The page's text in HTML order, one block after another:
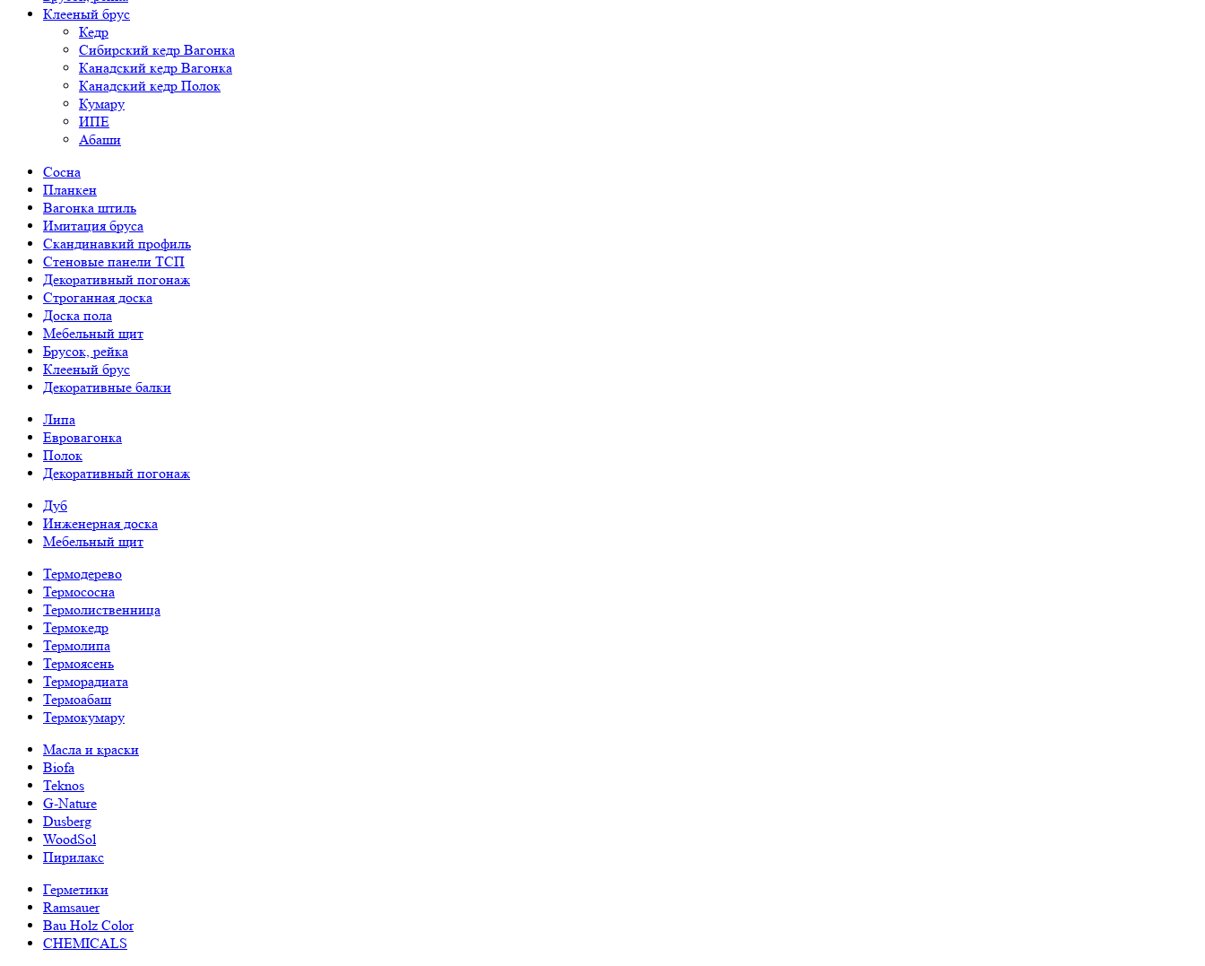
Клееный брус
Кедр
Сибирский кедр Вагонка
Канадский кедр Вагонка
Канадский кедр Полок
Кумару
ИПЕ
Абаши
Сосна
Планкен
Вагонка штиль
Имитация бруса
Скандинавкий профиль
Стеновые панели ТСП
Декоративный погонаж
Строганная доска
Доска пола
Мебельный щит
Брусок, рейка
Клееный брус
Декоративные балки
Липа
Евровагонка
Полок
Декоративный погонаж
Дуб
Инженерная доска
Мебельный щит
Термодерево
Термососна
Термолиственница
Термокедр
Термолипа
Термоясень
Терморадиата
Термоабаш
Термокумару
Масла и краски
Biofa
Teknos
G-Nature
Dusberg
WoodSol
Пирилакс
Герметики
Ramsauer
Bau Holz Color
CHEMICALS